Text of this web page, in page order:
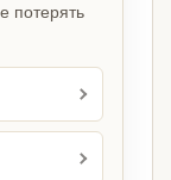
потерять